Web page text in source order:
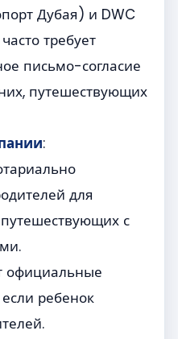
Дубая) и DWC
требует
письмо-согласие
путешествующих
:
для
с
официальные
ребенок